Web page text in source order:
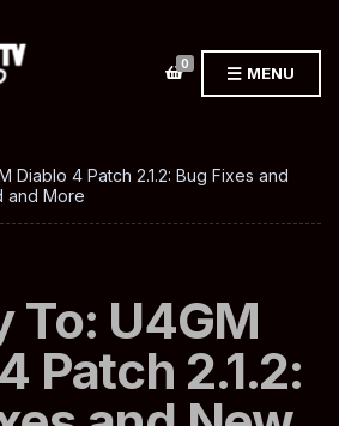
0 MENU
Diablo 4 Patch 2.1.2: Bug Fixes and
and More
To: U4GM
Patch 2.1.2: